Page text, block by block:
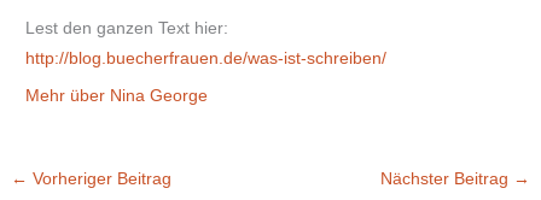
Lest den ganzen Text hier:
http://blog.buecherfrauen.de/was-ist-schreiben/
Mehr über Nina George
← Vorheriger Beitrag Nächster Beitrag →